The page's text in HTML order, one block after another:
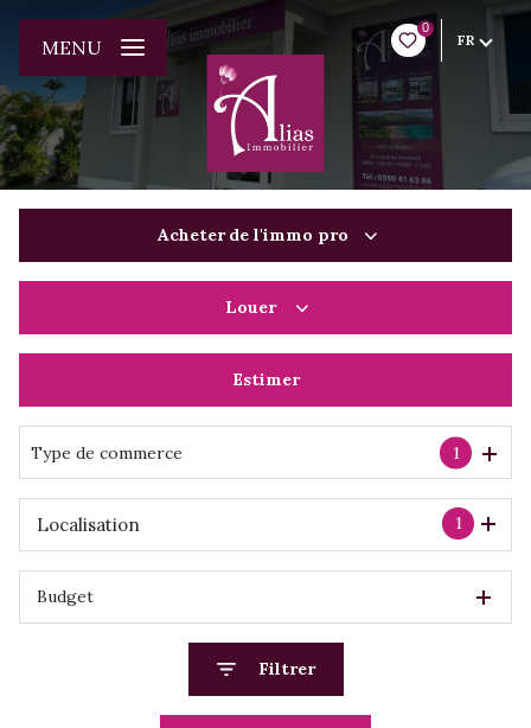
0
FR
MENU
Acheter de l'immo pro
De l'immo pro
Louer
De l'immo pro
Estimer
Type de commerce 1
1
Localisation
Budget
Filtrer